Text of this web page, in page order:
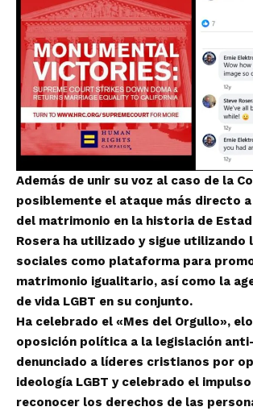
Además de unir su voz al caso de la
posiblemente el ataque más directo
del matrimonio en la historia de
Rosera ha utilizado y sigue utilizando
sociales como plataforma para
matrimonio igualitario, así como la
de vida LGBT en su conjunto.
Ha celebrado el «Mes del Orgullo»,
oposición política a la legislación anti-
denunciado a líderes cristianos por
ideología LGBT y celebrado el
reconocer los derechos de las